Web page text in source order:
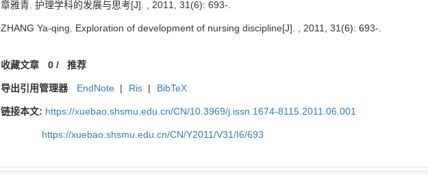
章雅青. 护理学科的发展与思考[J]. , 2011, 31(6): 693-.
ZHANG Ya-qing. Exploration of development of nursing discipline[J]. , 2011, 31(6): 693-.
收藏文章 0/ 推荐
导出引用管理器 EndNote | Ris | BibTeX
链接本文: https://xuebao.shsmu.edu.cn/CN/10.3969/j.issn.1674-8115.2011.06.001
https://xuebao.shsmu.edu.cn/CN/Y2011/V31/I6/693